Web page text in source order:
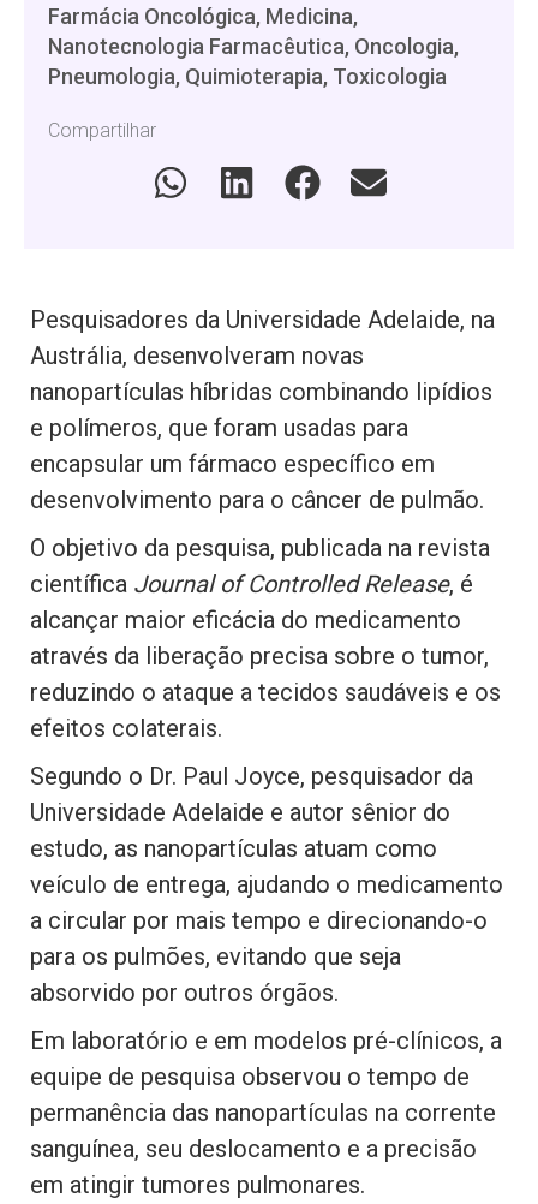
Farmácia Oncológica, Medicina,
Nanotecnologia Farmacêutica, Oncologia,
Pneumologia, Quimioterapia, Toxicologia
Compartilhar
Pesquisadores da Universidade Adelaide, na
Austrália, desenvolveram novas
nanopartículas híbridas combinando lipídios
e polímeros, que foram usadas para
encapsular um fármaco específico em
desenvolvimento para o câncer de pulmão.
O objetivo da pesquisa, publicada na revista
científica Journal of Controlled Release, é
alcançar maior eficácia do medicamento
através da liberação precisa sobre o tumor,
reduzindo o ataque a tecidos saudáveis e os
efeitos colaterais.
Segundo o Dr. Paul Joyce, pesquisador da
Universidade Adelaide e autor sênior do
estudo, as nanopartículas atuam como
veículo de entrega, ajudando o medicamento
a circular por mais tempo e direcionando-o
para os pulmões, evitando que seja
absorvido por outros órgãos.
Em laboratório e em modelos pré-clínicos, a
equipe de pesquisa observou o tempo de
permanência das nanopartículas na corrente
sanguínea, seu deslocamento e a precisão
em atingir tumores pulmonares.